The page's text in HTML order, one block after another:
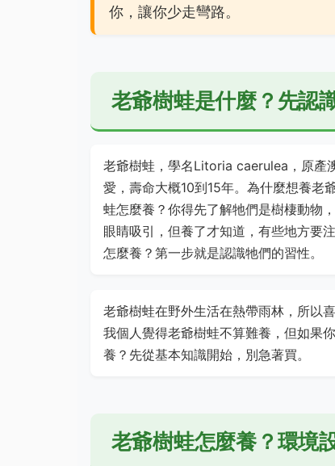
你，讓你少走彎路。
老爺樹蛙是什麼？先認
老爺樹蛙，學名Litoria caerulea，原產
愛，壽命大概10到15年。為什麼想養老
蛙怎麼養？你得先了解牠們是樹棲動物
眼睛吸引，但養了才知道，有些地方要
怎麼養？第一步就是認識牠們的習性。
老爺樹蛙在野外生活在熱帶雨林，所以
我個人覺得老爺樹蛙不算難養，但如果
養？先從基本知識開始，別急著買。
老爺樹蛙怎麼養？環境